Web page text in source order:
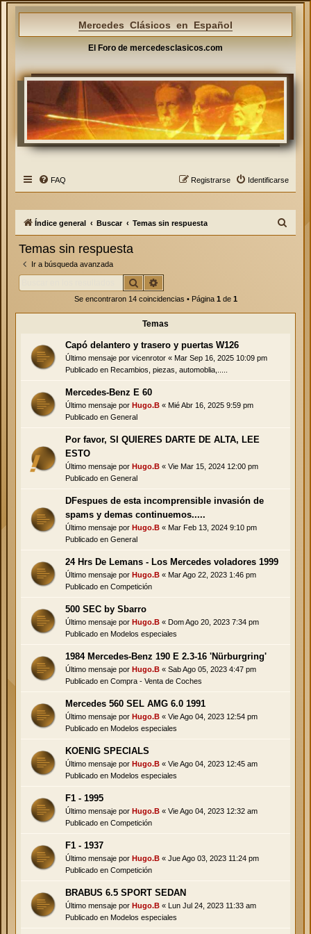
Mercedes Clásicos en Español
El Foro de mercedesclasicos.com
FAQ Identificarse
Registrarse
Índice general Buscar Temas sin respuesta
Temas sin respuesta
Ir a búsqueda avanzada
Buscar
Se encontraron 14 coincidencias • Página 1de 1
Temas
Capó delantero y trasero y puertas W126
Último mensaje por vicenrotor « Mar Sep 16, 2025 10:09 pm
Publicado en Recambios, piezas, automoblia,.....
Mercedes-Benz E 60
Último mensaje por Hugo.B « Mié Abr 16, 2025 9:59 pm
Publicado en General
Por favor, SI QUIERES DARTE DE ALTA, LEE
ESTO
Último mensaje por Hugo.B « Vie Mar 15, 2024 12:00 pm
Publicado en General
DFespues de esta incomprensible invasión de
spams y demas continuemos.....
Último mensaje por Hugo.B « Mar Feb 13, 2024 9:10 pm
Publicado en General
24 Hrs De Lemans - Los Mercedes voladores 1999
Último mensaje por Hugo.B « Mar Ago 22, 2023 1:46 pm
Publicado en Competición
500 SEC by Sbarro
Último mensaje por Hugo.B « Dom Ago 20, 2023 7:34 pm
Publicado en Modelos especiales
1984 Mercedes-Benz 190 E 2.3-16 'Nürburgring'
Último mensaje por Hugo.B « Sab Ago 05, 2023 4:47 pm
Publicado en Compra - Venta de Coches
Mercedes 560 SEL AMG 6.0 1991
Último mensaje por Hugo.B « Vie Ago 04, 2023 12:54 pm
Publicado en Modelos especiales
KOENIG SPECIALS
Último mensaje por Hugo.B « Vie Ago 04, 2023 12:45 am
Publicado en Modelos especiales
F1 - 1995
Último mensaje por Hugo.B « Vie Ago 04, 2023 12:32 am
Publicado en Competición
F1 - 1937
Último mensaje por Hugo.B « Jue Ago 03, 2023 11:24 pm
Publicado en Competición
BRABUS 6.5 SPORT SEDAN
Último mensaje por Hugo.B « Lun Jul 24, 2023 11:33 am
Publicado en Modelos especiales